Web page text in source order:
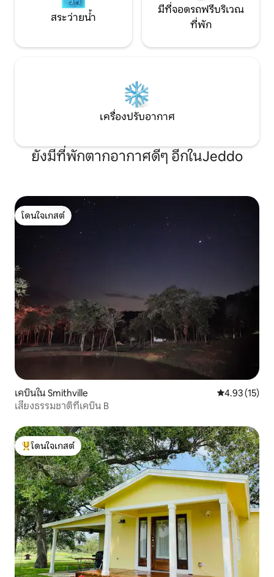
สระว่ายน้ำ
มีที่จอดรถฟรีบริเวณ
ที่พัก
เครื่องปรับอากาศ
ยังมีที่พักตากอากาศดีๆ อีกในJeddo
โดนใจเกสต์
โดนใจเกสต์
เคบินใน Smithville คะแนนเฉลี่ย
4.93 (15)
เสียงธรรมชาติที่เคบิน B
โดนใจเกสต์ที่สุด
โดนใจเกสต์